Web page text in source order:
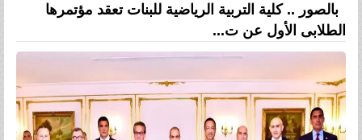
بالصور .. كلية التربية الرياضية للبنات تعقد مؤتمرها
الطلابى الأول عن ت...